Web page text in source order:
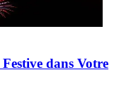
dans Votre